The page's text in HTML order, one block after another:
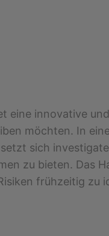
eine innovative
möchten. In
sich
zu bieten. Das
frühzeitig zu